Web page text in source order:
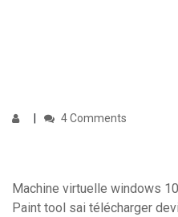
4 Comments
Machine virtuelle windows
Paint tool sai télécharger